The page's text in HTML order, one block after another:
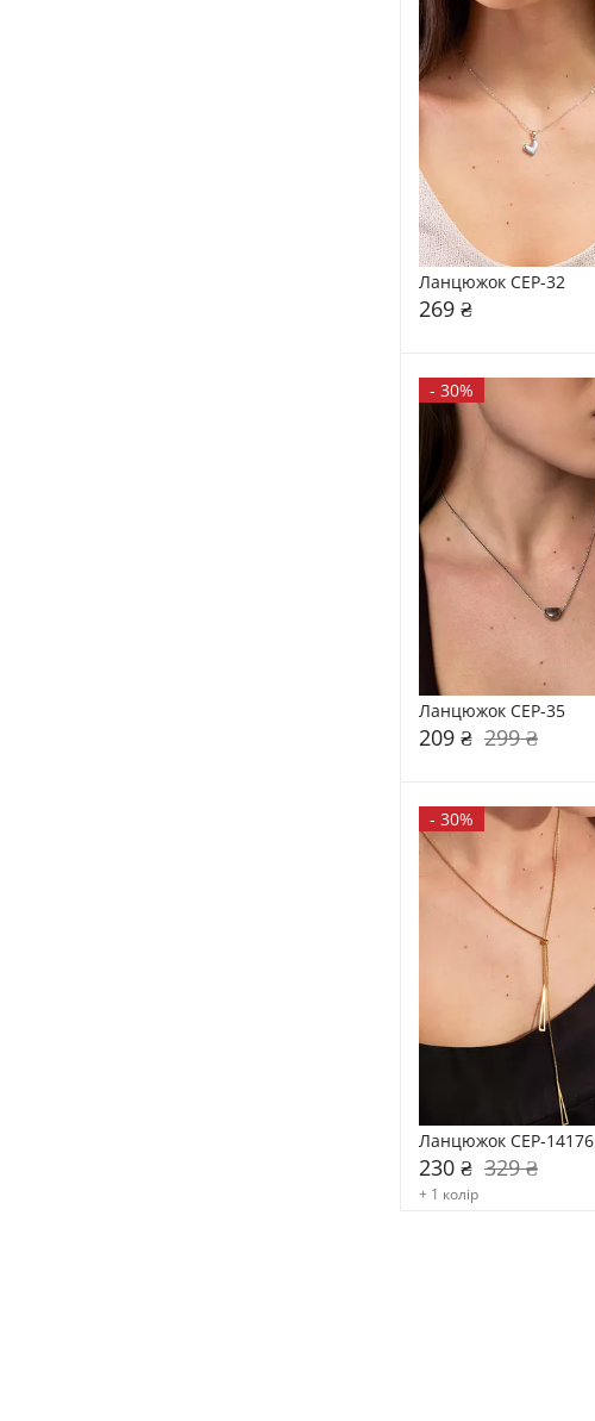
Ланцюжок CEP-32
269 ₴
- 30%
Ланцюжок CEP-35
209 ₴ 299 ₴
- 30%
Ланцюжок CEP-14176
230 ₴ 329 ₴
+ 1 колір